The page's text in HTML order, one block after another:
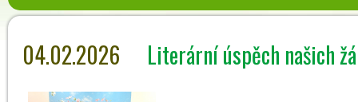
04.02.2026 Literární úspěch našich